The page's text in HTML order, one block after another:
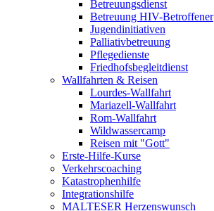
Betreuungsdienst
Betreuung HIV-Betroffener
Jugendinitiativen
Palliativbetreuung
Pflegedienste
Friedhofsbegleitdienst
Wallfahrten & Reisen
Lourdes-Wallfahrt
Mariazell-Wallfahrt
Rom-Wallfahrt
Wildwassercamp
Reisen mit "Gott"
Erste-Hilfe-Kurse
Verkehrscoaching
Katastrophenhilfe
Integrationshilfe
MALTESER Herzenswunsch